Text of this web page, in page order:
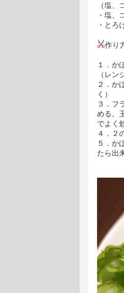
（塩、
・塩、
・と
作り
１．か
（レン
２．か
く）
３．フ
める。
でよく
４．２
５．か
たら出